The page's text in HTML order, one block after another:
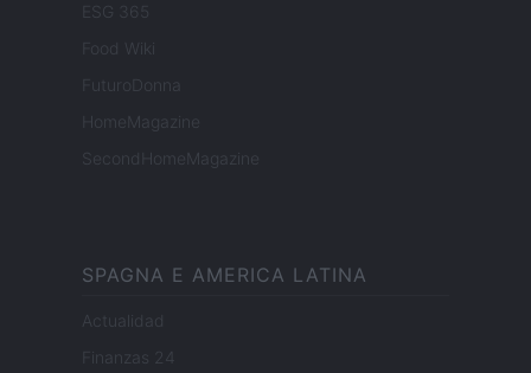
ESG 365
Food Wiki
FuturoDonna
HomeMagazine
SecondHomeMagazine
SPAGNA E AMERICA LATINA
Actualidad
Finanzas 24